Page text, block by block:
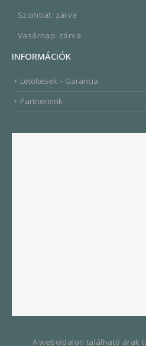
Szombat: zárva
Vasárnap: zárva
INFORMÁCIÓK
Letöltések – Garancia
Partnereink
A weboldalon található árak